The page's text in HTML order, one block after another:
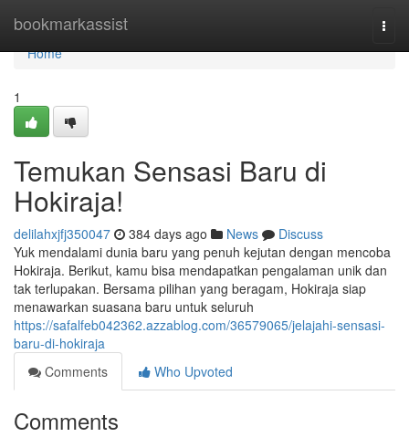
bookmarkassist
Home
Home
1
Temukan Sensasi Baru di
Hokiraja!
delilahxjfj350047 384 days ago News
Discuss
Yuk mendalami dunia baru yang penuh kejutan dengan mencoba
Hokiraja. Berikut, kamu bisa mendapatkan pengalaman unik dan
tak terlupakan. Bersama pilihan yang beragam, Hokiraja siap
menawarkan suasana baru untuk seluruh
https://safalfeb042362.azzablog.com/36579065/jelajahi-sensasi-
baru-di-hokiraja
Comments
Who Upvoted
Comments